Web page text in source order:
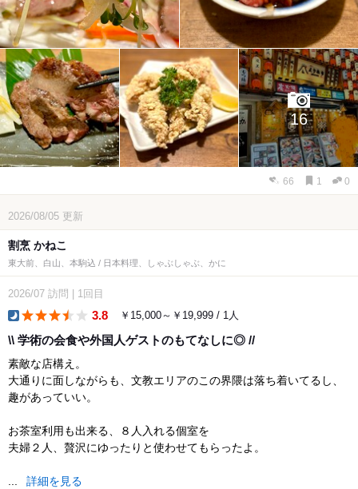
16
66 1 0
2026/08/05 更新
割烹 かねこ
東大前、白山、本駒込 / 日本料理、しゃぶしゃぶ、かに
2026/07 訪問 1回目
3.8 ￥15,000～￥19,999 / 1人
\\ 学術の会食や外国人ゲストのもてなしに◎ //
素敵な店構え。
大通りに面しながらも、文教エリアのこの界隈は落ち着いてるし、
趣があっていい。
お茶室利用も出来る、８人入れる個室を
夫婦２人、贅沢にゆったりと使わせてもらったよ。
... 詳細を見る